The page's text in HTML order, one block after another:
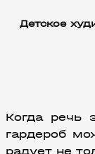
Детское
Когда речь
гардероб
радует не